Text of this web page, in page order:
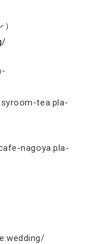
tea.pla-
nagoya.pla-